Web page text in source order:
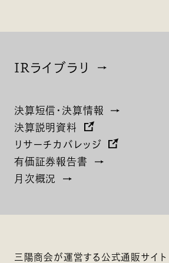
IRライブラリ
決算短信・決算情報
決算説明資料
リサーチカバレッジ
有価証券報告書
月次概況
三陽商会が運営する公式通販サイト